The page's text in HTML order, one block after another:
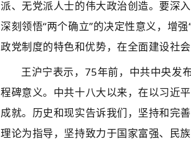
派、无党派人士的伟大政治创造。要深
深刻领悟“两个确立”的决定性意义，增
政党制度的特色和优势，在全面建设社
王沪宁表示，75年前，中共中央发
程碑意义。中共十八大以来，在以习近
成就。历史和现实告诉我们，坚持和完
理论为指导，坚持致力于国家富强、民